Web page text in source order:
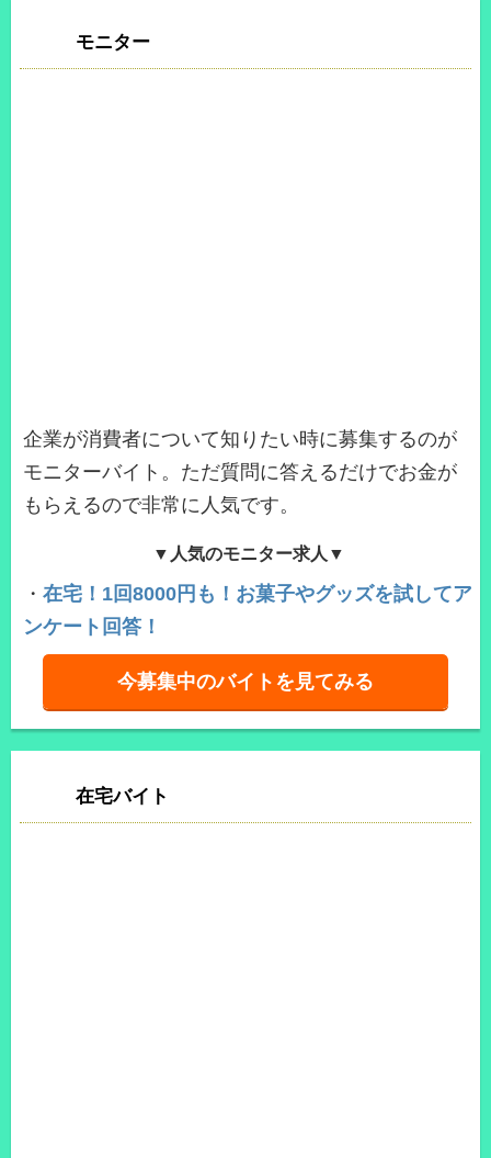
モニター
企業が消費者について知りたい時に募集するのが
モニターバイト。ただ質問に答えるだけでお金が
もらえるので非常に人気です。
▼人気のモニター求人▼
・ 在宅！1回8000円も！お菓子やグッズを試してア
ンケート回答！
今募集中のバイトを見てみる
在宅バイト